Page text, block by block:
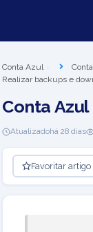
Conta Azul
Realizar backups e
Conta
Atualizadohá 28 dias
Favoritar artigo